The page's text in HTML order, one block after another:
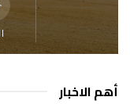
أهم الاخبار